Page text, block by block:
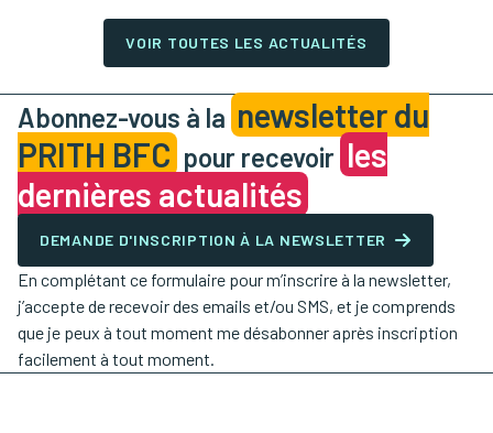
VOIR TOUTES LES ACTUALITÉS
Abonnez-vous à la newsletter du
PRITH BFC pour recevoir les
dernières actualités
DEMANDE D'INSCRIPTION À LA NEWSLETTER
En complétant ce formulaire pour m’inscrire à la newsletter,
j’accepte de recevoir des emails et/ou SMS, et je comprends
que je peux à tout moment me désabonner après inscription
facilement à tout moment.